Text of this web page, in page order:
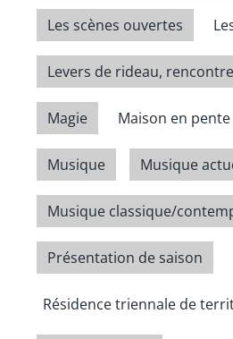
Les scènes ouvertes
Levers de rideau,
Magie Maison en pente
Musique Musique
Musique classique/
Présentation de saison
Résidence triennale de